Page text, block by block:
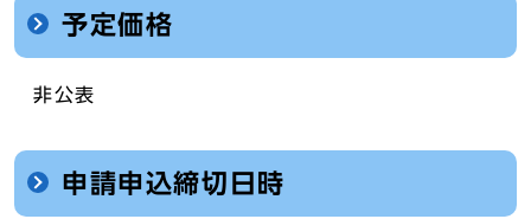
予定価格
非公表
申請申込締切日時